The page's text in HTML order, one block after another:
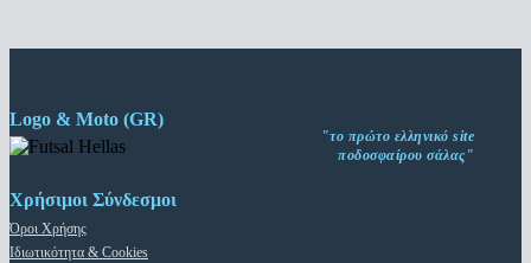
Logo & Moto (GR)
"το πρώτο ελληνικό site
ποδοσφαίρου σάλας"
Χρήσιμοι Σύνδεσμοι
Όροι Χρήσης
Ιδιωτικότητα & Cookies